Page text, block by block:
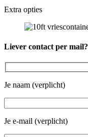
Extra opties
Liever contact per mail?
Je naam (verplicht)
Je e-mail (verplicht)